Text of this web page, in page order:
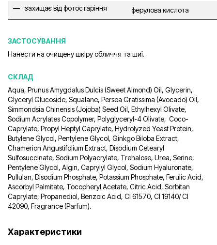
захищає від фотостаріння
ферулова кислота
ЗАСТОСУВАННЯ
Нанести на очищену шкіру обличчя та шиї.
СКЛАД
Aqua, Prunus Amygdalus Dulcis (Sweet Almond) Oil, Glycerin,
Glyceryl Glucoside, Squalane, Рersea Gratissima (Avocado) Oil,
Simmondsia Chinensis (Jojoba) Seed Oil, Ethylhexyl Olivate,
Sodium Acrylates Copolymer, Polyglyceryl-4 Olivate, Coco-
Caprylate, Propyl Нeptyl Caprylate, Hydrolyzed Yeast Protein,
Butylene Glycol, Pentylene Glycol, Ginkgo Biloba Extract,
Chamerion Angustifolium Extract, Disodium Cetearyl
Sulfosuccinate, Sodium Polyacrylate, Trehalose, Urea, Serine,
Pentylene Glycol, Algin, Caprylyl Glycol, Sodium Hyaluronate,
Pullulan, Disodium Phosphate, Potassium Phosphate, Ferulic Acid,
Ascorbyl Palmitate, Tocopheryl Acetate, Citric Acid, Sorbitan
Caprylate, Propanediol, Benzoic Acid, CI 61570, CI 19140/ CI
42090, Fragrance (Parfum).
Характеристики